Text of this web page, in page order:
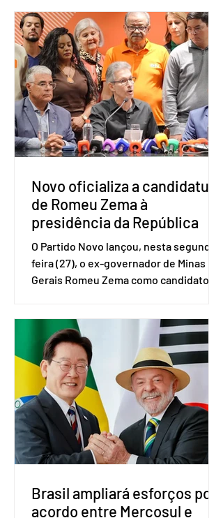
Amostra de Domicílio (PNAD Contínua),
do Serviço Brasileiro de Apoio às Micro
e Pequenas Empresas (Sebrae),
realizado a partir de dados do Instituto
Brasileiro de Geografia e Estatística
(IBGE). O estudo do Sebrae mostra que,
no quarto trimestre de 2025, os
empreendedores 60+ formalizados
atingiram o maior rendime
Novo oficializa a candidatura
de Romeu Zema à
presidência da República
O Partido Novo lançou, nesta segunda-
feira (27), o ex-governador de Minas
Gerais Romeu Zema como candidato à
Brasília. O Novo ainda não definiu quem
vai compor a chapa como candidato a
vice-presidente. A convenção contou
com a presença do presidente nacional
do partido, Eduardo Ribeiro, e do
senador Eduardo Girão, filiado ao Novo
desde fevereiro de 2023. Formado em
administração de empresas pela
Fundaç
Brasil ampliará esforços por
acordo entre Mercosul e